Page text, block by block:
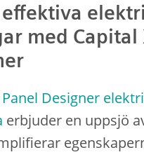
med Capital
Designer
erbjuder en uppsjö